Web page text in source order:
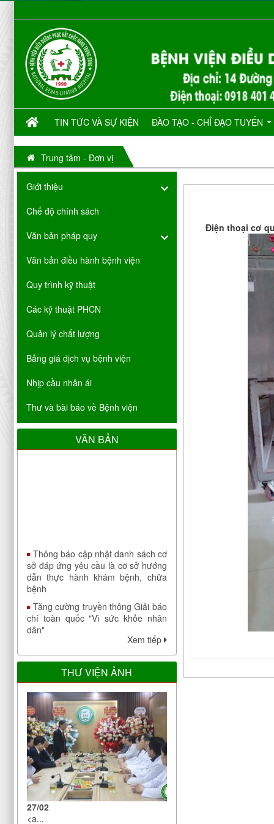
TIN TỨC VÀ SỰ KIỆN ĐÀO TẠO - CHỈ ĐẠO TUYẾN
Trung tâm - Đơn vị
Giới thiệu
Chế độ chính sách
Văn bản pháp quy
Văn bản điều hành bệnh viện
Quy trình kỹ thuật
Các kỹ thuật PHCN
Quản lý chất lượng
Bảng giá dịch vụ bệnh viện
Nhịp cầu nhân ái
Thư và bài báo về Bệnh viện
VĂN BẢN
sở đáp ứng yêu cầu là cơ sở hướng
dẫn thực hành khám bệnh, chữa
bệnh
Tăng cường truyền thông Giải báo
chí toàn quốc "Vì sức khỏe nhân
dân"
Chỉ thị của Ban bí thư về việc tổ
chức Tết Nhâm Dần năm 2022
Công bố công khai đáp ứng yêu
cầu là cơ sở thực hành trong đào
tạo khối ngành sức khoẻ của Bệnh
viện Điều dưỡng Phục hồi chức
năng Trung ương
V/v bảo đảm nhân lực y tế trong
phòng, chống dịch COVID-19
Thông báo cập nhật danh sách cơ
sở đáp ứng yêu cầu là cơ sở hướng
dẫn thực hành khám bệnh, chữa
bệnh
Tăng cường truyền thông Giải báo
Xem tiếp
THƯ VIỆN ẢNH
27/02
<a...
Điện thoại cơ